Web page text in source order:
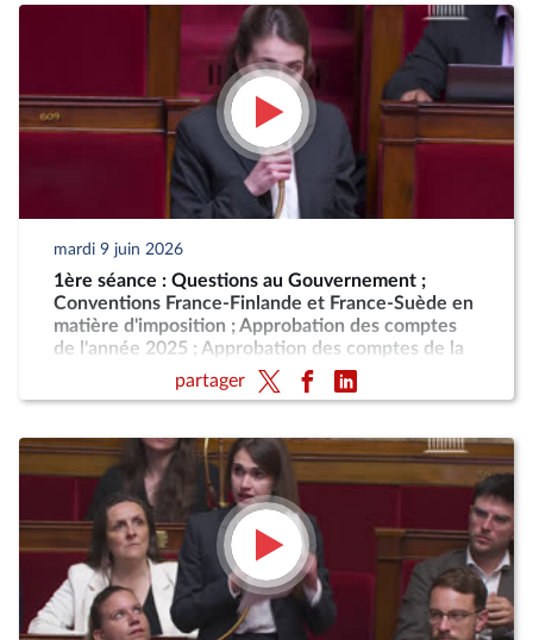
mardi 9 juin 2026
1ère séance : Questions au Gouvernement ;
Conventions France-Finlande et France-Suède en
matière d'imposition ; Approbation des comptes
de l'année 2025 ; Approbation des comptes de la
sécurité sociale de l'année 2025
partager